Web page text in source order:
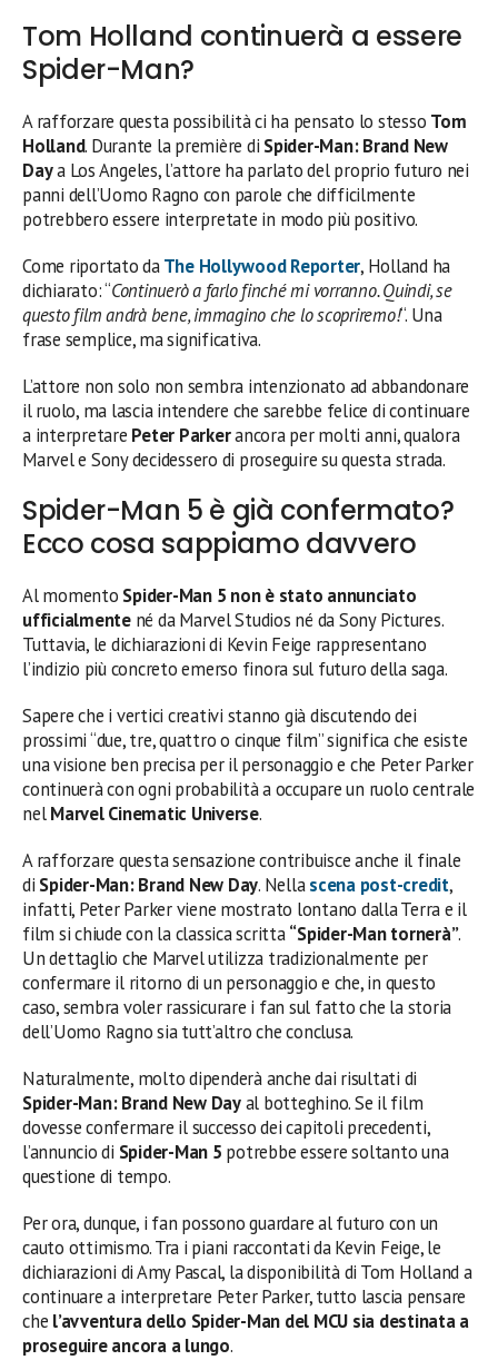
Tom Holland continuerà a essere
Spider-Man?
A rafforzare questa possibilità ci ha pensato lo stesso Tom
Holland. Durante la première di Spider-Man: Brand New
Daya Los Angeles, l’attore ha parlato del proprio futuro nei
panni dell’Uomo Ragno con parole che difficilmente
potrebbero essere interpretate in modo più positivo.
Come riportato daThe Hollywood Reporter, Holland ha
dichiarato: “Continuerò a farlo finché mi vorranno. Quindi, se
questo film andrà bene, immagino che lo scopriremo!“. Una
frase semplice, ma significativa.
L’attore non solo non sembra intenzionato ad abbandonare
il ruolo, ma lascia intendere che sarebbe felice di continuare
a interpretare Peter Parkerancora per molti anni, qualora
Marvel e Sony decidessero di proseguire su questa strada.
Spider-Man 5 è già confermato?
Ecco cosa sappiamo davvero
Al momento Spider-Man 5 non è stato annunciato
ufficialmentené da Marvel Studios né da Sony Pictures.
Tuttavia, le dichiarazioni di Kevin Feige rappresentano
l’indizio più concreto emerso finora sul futuro della saga.
Sapere che i vertici creativi stanno già discutendo dei
prossimi “due, tre, quattro o cinque film” significa che esiste
una visione ben precisa per il personaggio e che Peter Parker
continuerà con ogni probabilità a occupare un ruolo centrale
nelMarvel Cinematic Universe.
A rafforzare questa sensazione contribuisce anche il finale
di Spider-Man: Brand New Day. Nellascena post-credit,
infatti, Peter Parker viene mostrato lontano dalla Terra e il
film si chiude con la classica scritta“Spider-Man tornerà”.
Un dettaglio che Marvel utilizza tradizionalmente per
confermare il ritorno di un personaggio e che, in questo
caso, sembra voler rassicurare i fan sul fatto che la storia
dell’Uomo Ragno sia tutt’altro che conclusa.
Naturalmente, molto dipenderà anche dai risultati di
Spider-Man: Brand New Dayal botteghino. Se il film
dovesse confermare il successo dei capitoli precedenti,
l’annuncio di Spider-Man 5 potrebbe essere soltanto una
questione di tempo.
Per ora, dunque, i fan possono guardare al futuro con un
cauto ottimismo. Tra i piani raccontati da Kevin Feige, le
dichiarazioni di Amy Pascal, la disponibilità di Tom Holland a
continuare a interpretare Peter Parker, tutto lascia pensare
che l’avventura dello Spider-Man del MCU sia destinata a
proseguire ancora a lungo.